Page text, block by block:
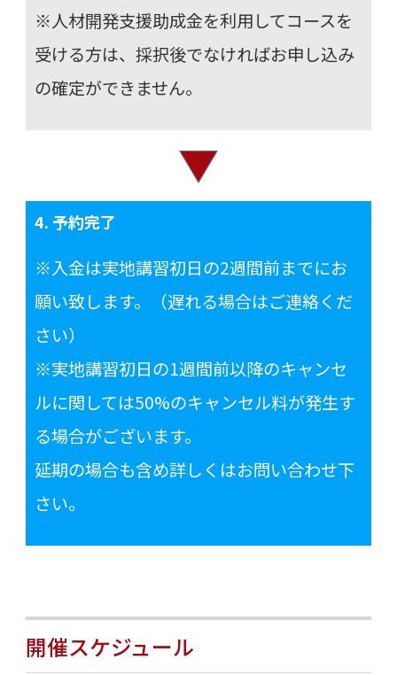
※人材開発支援助成金を利用してコースを
受ける方は、 採択後でなければお申し込み
の確定ができません。
4. 予約完了
※入金は実地講習初日の2週間前までにお
願い致します。（遅れる場合はご連絡くだ
さい）
※実地講習初日の1週間前以降のキャンセ
ルに関しては50%のキャンセル料が発生す
る場合がございます。
延期の場合も含め詳しくはお問い合わせ下
さい。
開催スケジュール